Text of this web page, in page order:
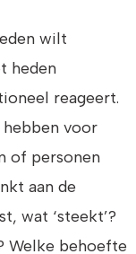
wilt
heden
reageert.
voor
of personen
aan de
wat ‘steekt’?
Welke behoefte